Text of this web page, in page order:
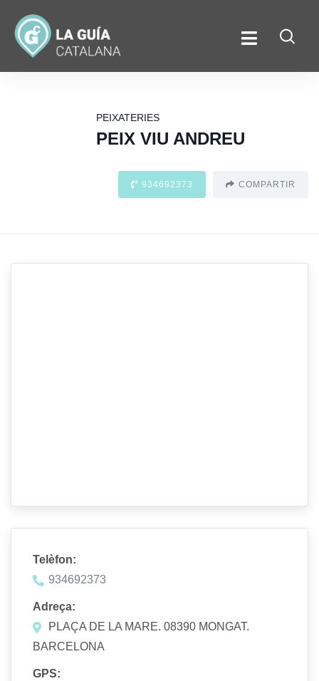
PEIXATERIES
PEIX VIU ANDREU
934692373 COMPARTIR
Telèfon:
934692373
Adreça:
PLAÇA DE LA MARE. 08390 MONGAT.
BARCELONA
GPS: